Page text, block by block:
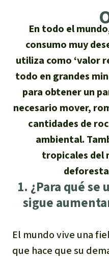
Temas
Salva la
Salva la
40 años
En los
FAQ
Español
Deutsch
English
Français
Italiano
Português
Indonesia
Preguntas y
Donar para
Defensa
Sudeste
En todo el
consumo muy
utiliza como ‘valor
todo en grandes
para obtener un
necesario mover,
cantidades de
ambiental.
tropicales del
1. ¿Para qué se
sigue
El mundo vive una
que hace que su